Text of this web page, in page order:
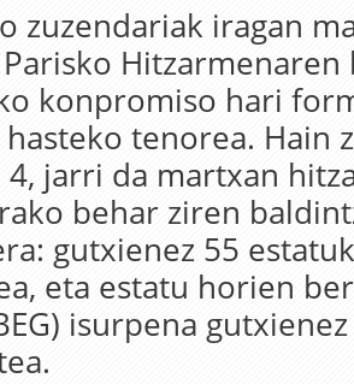
zuzendariak iragan
Hitzarmenaren
konpromiso hari
tenorea. Hain
4, jarri da martxan
behar ziren
gutxienez 55
eta estatu horien
isurpena